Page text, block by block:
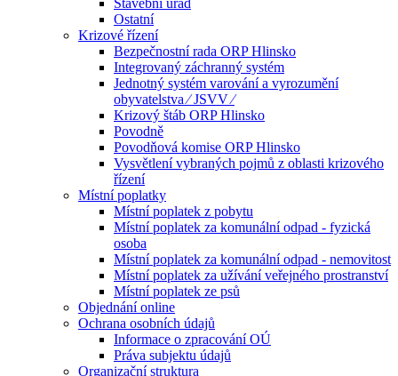
Stavební úřad
Ostatní
Krizové řízení
Bezpečnostní rada ORP Hlinsko
Integrovaný záchranný systém
Jednotný systém varování a vyrozumění
obyvatelstva ⁄ JSVV ⁄
Krizový štáb ORP Hlinsko
Povodně
Povodňová komise ORP Hlinsko
Vysvětlení vybraných pojmů z oblasti krizového
řízení
Místní poplatky
Místní poplatek z pobytu
Místní poplatek za komunální odpad - fyzická
osoba
Místní poplatek za komunální odpad - nemovitost
Místní poplatek za užívání veřejného prostranství
Místní poplatek ze psů
Objednání online
Ochrana osobních údajů
Informace o zpracování OÚ
Práva subjektu údajů
Organizační struktura